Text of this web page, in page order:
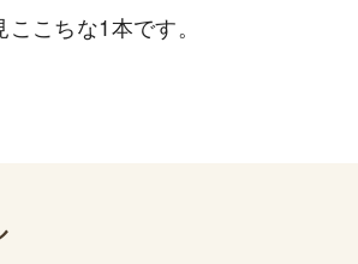
こちな1本です。